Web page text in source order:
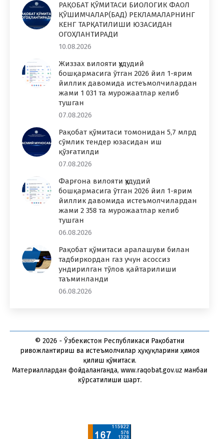
РАҚОБАТ ҚЎМИТАСИ БИОЛОГИК ФАОЛ
ҚЎШИМЧАЛАР(БАД) РЕКЛАМАЛАРНИНГ
КЕНГ ТАРҚАТИЛИШИ ЮЗАСИДАН
ОГОҲЛАНТИРАДИ
10.08.2026
Жиззах вилояти ҳудудий
бошқармасига ўтган 2026 йил 1-ярим
йиллик давомида истеъмолчилардан
жами 1 031 та мурожаатлар келиб
тушган
07.08.2026
Рақобат қўмитаси томонидан 5,7 млрд
сўмлик тендер юзасидан иш
қўзғатилди
07.08.2026
Фарғона вилояти ҳудудий
бошқармасига ўтган 2026 йил 1-ярим
йиллик давомида истеъмолчилардан
жами 2 358 та мурожаатлар келиб
тушган
06.08.2026
Рақобат қўмитаси аралашуви билан
тадбиркордан газ учун асоссиз
ундирилган тўлов қайтарилиши
таъминланди
06.08.2026
© 2026 - Ўзбекистон Республикаси Рақобатни
ривожлантириш ва истеъмолчилар ҳуқуқларини ҳимоя
қилиш қўмитаси.
Материаллардан фойдаланганда, www.raqobat.gov.uz манбаи
кўрсатилиши шарт.